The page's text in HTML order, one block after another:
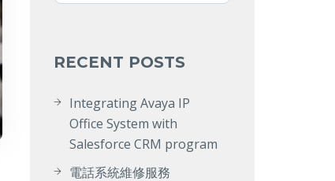
RECENT POSTS
Integrating Avaya IP
Office System with
Salesforce CRM program
電話系統維修服務